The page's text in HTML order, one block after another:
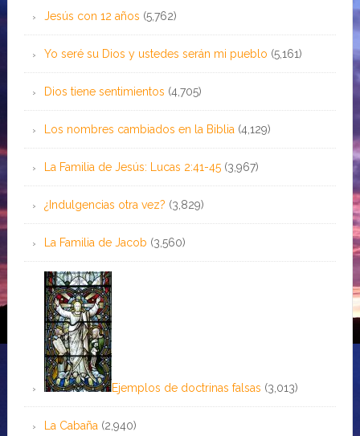
Jesús con 12 años (5,762)
Yo seré su Dios y ustedes serán mi pueblo (5,161)
Dios tiene sentimientos (4,705)
Los nombres cambiados en la Biblia (4,129)
La Familia de Jesús: Lucas 2:41-45 (3,967)
¿Indulgencias otra vez? (3,829)
La Familia de Jacob (3,560)
Ejemplos de doctrinas falsas (3,013)
La Cabaña (2,940)